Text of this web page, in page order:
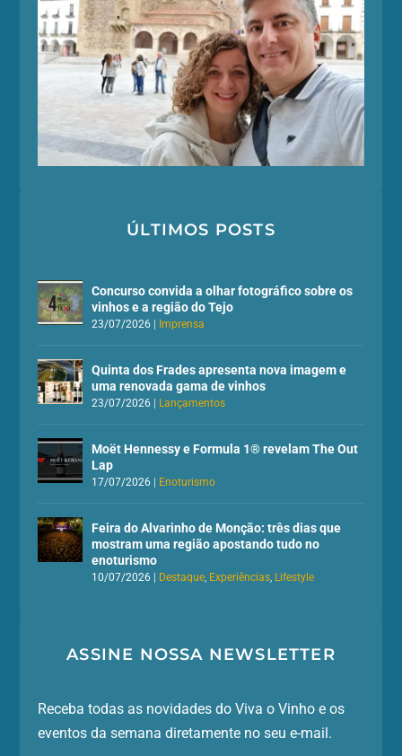
ÚLTIMOS POSTS
Concurso convida a olhar fotográfico sobre os
vinhos e a região do Tejo
23/07/2026 Imprensa
Quinta dos Frades apresenta nova imagem e
uma renovada gama de vinhos
23/07/2026 Lançamentos
Moët Hennessy e Formula 1® revelam The Out
Lap
17/07/2026 Enoturismo
Feira do Alvarinho de Monção: três dias que
mostram uma região apostando tudo no
enoturismo
10/07/2026 Destaque, Experiências, Lifestyle
ASSINE NOSSA NEWSLETTER
Receba todas as novidades do Viva o Vinho e os
eventos da semana diretamente no seu e-mail.